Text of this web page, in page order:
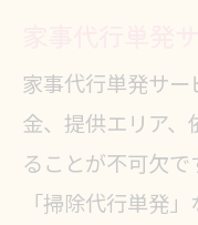
家事代行単発サ
金、提供エリア
ることが不可欠で
「掃除代行単発